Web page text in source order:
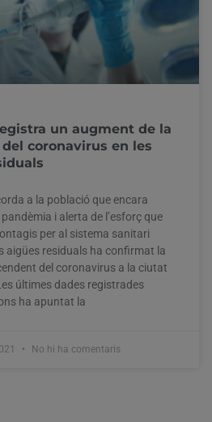
un augment de la
coronavirus en les
a la població que encara
i alerta de l’esforç que
per al sistema sanitari
aigües residuals ha confirmat la
del coronavirus a la ciutat
últimes dades registrades
ha apuntat la